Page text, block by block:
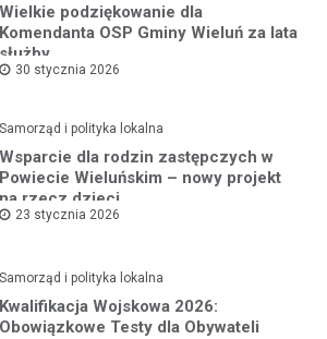
Wielkie podziękowanie dla
Komendanta OSP Gminy Wieluń za lata
służby
30 stycznia 2026
Samorząd i polityka lokalna
Wsparcie dla rodzin zastępczych w
Powiecie Wieluńskim – nowy projekt
na rzecz dzieci
23 stycznia 2026
Samorząd i polityka lokalna
Kwalifikacja Wojskowa 2026:
Obowiązkowe Testy dla Obywateli